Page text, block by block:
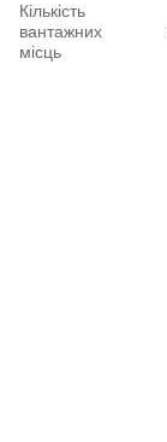
Кількість
вантажних
місць